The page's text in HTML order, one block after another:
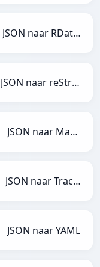
JSON naar RDataFrame
JSON naar reStructuredText
JSON naar Magic
JSON naar TracWiki
JSON naar YAML